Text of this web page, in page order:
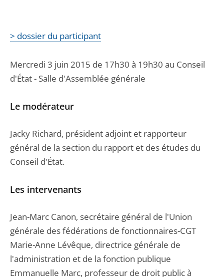
> dossier du participant
Mercredi 3 juin 2015 de 17h30 à 19h30 au Conseil
d'État - Salle d'Assemblée générale
Le modérateur
Jacky Richard, président adjoint et rapporteur
général de la section du rapport et des études du
Conseil d'État.
Les intervenants
Jean-Marc Canon, secrétaire général de l'Union
générale des fédérations de fonctionnaires-CGT
Marie-Anne Lévêque, directrice générale de
l'administration et de la fonction publique
Emmanuelle Marc, professeur de droit public à